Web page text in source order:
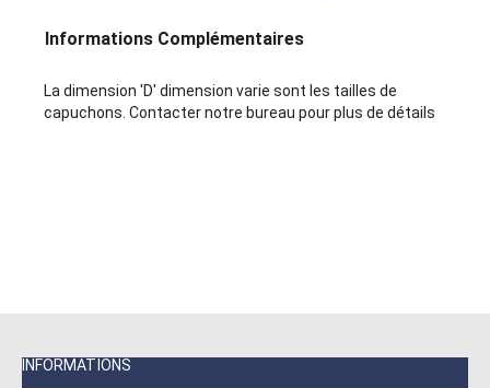
Informations Complémentaires
La dimension 'D' dimension varie sont les tailles de
capuchons. Contacter notre bureau pour plus de détails
INFORMATIONS